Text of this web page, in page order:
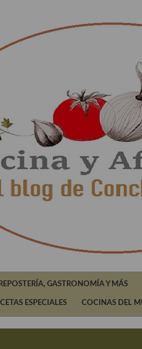
GASTRONOMÍA Y MÁS
ESPECIALES COCINAS DEL